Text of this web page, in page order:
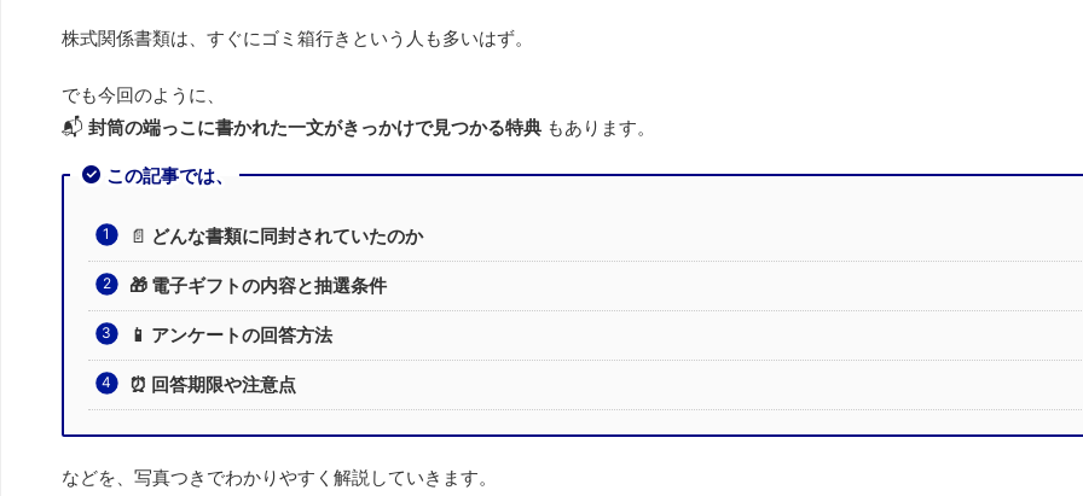
株式関係書類は、すぐにゴミ箱行きという人も多いはず。
でも今回のように、
📬 封筒の端っこに書かれた一文がきっかけで見つかる特典 もあります。
この記事では、
📄 どんな書類に同封されていたのか
🎁 電子ギフトの内容と抽選条件
📱 アンケートの回答方法
⏰ 回答期限や注意点
などを、写真つきでわかりやすく解説していきます。